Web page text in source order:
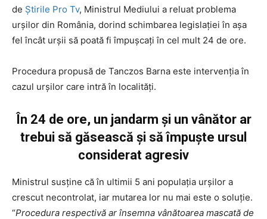
de Știrile Pro Tv, Ministrul Mediului a reluat problema
urșilor din România, dorind schimbarea legislației în așa
fel încât urșii să poată fi împușcați în cel mult 24 de ore.
Procedura propusă de Tanczos Barna este intervenția în
cazul urșilor care intră în localități.
În 24 de ore, un jandarm și un vânător ar
trebui să găsească și să împuște ursul
considerat agresiv
Ministrul susține că în ultimii 5 ani populația urșilor a
crescut necontrolat, iar mutarea lor nu mai este o soluție.
“Procedura respectivă ar însemna vânătoarea mascată de